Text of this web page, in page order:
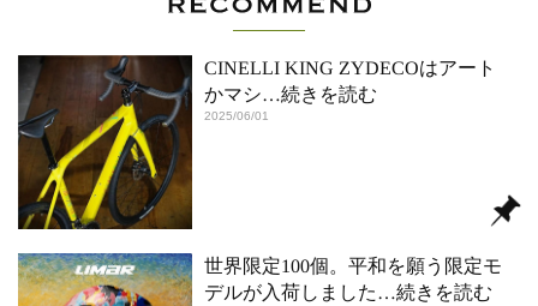
CINELLI KING ZYDECOはアート
かマシ…続きを読む
2025/06/01
世界限定100個。平和を願う限定モ
デルが入荷しました …続きを読む